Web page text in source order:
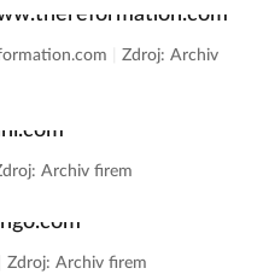
Zdroj: Archiv
Archiv firem
Zdroj: Archiv firem